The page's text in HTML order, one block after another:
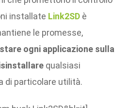
installate Link2SD è
le promesse,
ogni applicazione sulla
qualsiasi
di particolare utilità.